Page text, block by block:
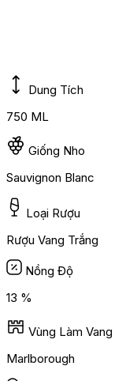
Dung Tích
750 ML
Giống Nho
Sauvignon Blanc
Loại Rượu
Rượu Vang Trắng
Nồng Độ
13 %
Vùng Làm Vang
Marlborough